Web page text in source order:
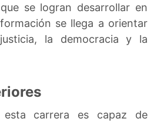
se logran desarrollar en
se llega a orientar
la democracia y la
carrera es capaz de